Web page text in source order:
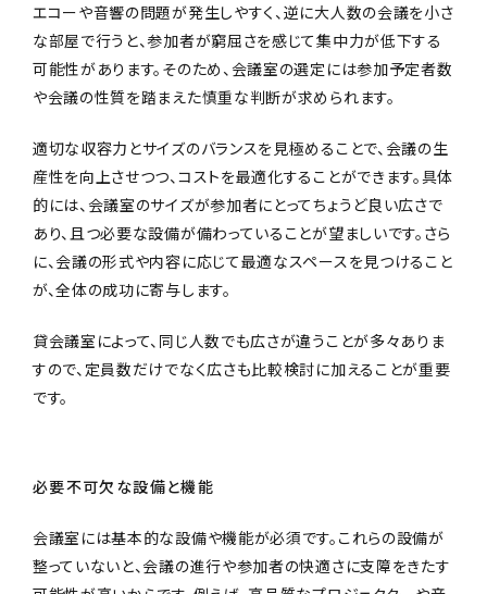
エコーや音響の問題が発生しやすく、逆に大人数の会議を小さ
な部屋で行うと、参加者が窮屈さを感じて集中力が低下する
可能性があります。そのため、会議室の選定には参加予定者数
や会議の性質を踏まえた慎重な判断が求められます。
適切な収容力とサイズのバランスを見極めることで、会議の生
産性を向上させつつ、コストを最適化することができます。具体
的には、会議室のサイズが参加者にとってちょうど良い広さで
あり、且つ必要な設備が備わっていることが望ましいです。さら
に、会議の形式や内容に応じて最適なスペースを見つけること
が、全体の成功に寄与します。
貸会議室によって、同じ人数でも広さが違うことが多々ありま
すので、定員数だけでなく広さも比較検討に加えることが重要
です。
必要不可欠な設備と機能
会議室には基本的な設備や機能が必須です。これらの設備が
整っていないと、会議の進行や参加者の快適さに支障をきたす